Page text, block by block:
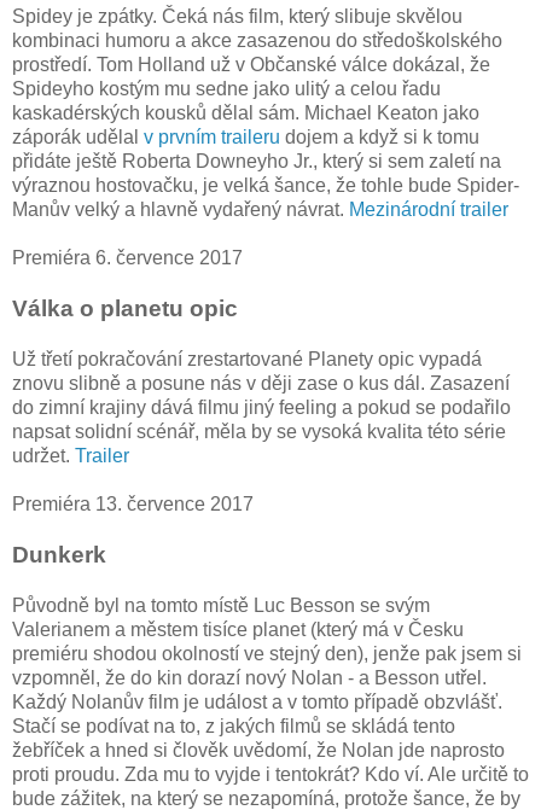
Spidey je zpátky. Čeká nás film, který slibuje skvělou
kombinaci humoru a akce zasazenou do středoškolského
prostředí. Tom Holland už v Občanské válce dokázal, že
Spideyho kostým mu sedne jako ulitý a celou řadu
kaskadérských kousků dělal sám. Michael Keaton jako
záporák udělal v prvním traileru dojem a když si k tomu
přidáte ještě Roberta Downeyho Jr., který si sem zaletí na
výraznou hostovačku, je velká šance, že tohle bude Spider-
Manův velký a hlavně vydařený návrat. Mezinárodní trailer
Premiéra 6. července 2017
Válka o planetu opic
Už třetí pokračování zrestartované Planety opic vypadá
znovu slibně a posune nás v ději zase o kus dál. Zasazení
do zimní krajiny dává filmu jiný feeling a pokud se podařilo
napsat solidní scénář, měla by se vysoká kvalita této série
udržet. Trailer
Premiéra 13. července 2017
Dunkerk
Původně byl na tomto místě Luc Besson se svým
Valerianem a městem tisíce planet (který má v Česku
premiéru shodou okolností ve stejný den), jenže pak jsem si
vzpomněl, že do kin dorazí nový Nolan - a Besson utřel.
Každý Nolanův film je událost a v tomto případě obzvlášť.
Stačí se podívat na to, z jakých filmů se skládá tento
žebříček a hned si člověk uvědomí, že Nolan jde naprosto
proti proudu. Zda mu to vyjde i tentokrát? Kdo ví. Ale určitě to
bude zážitek, na který se nezapomíná, protože šance, že by